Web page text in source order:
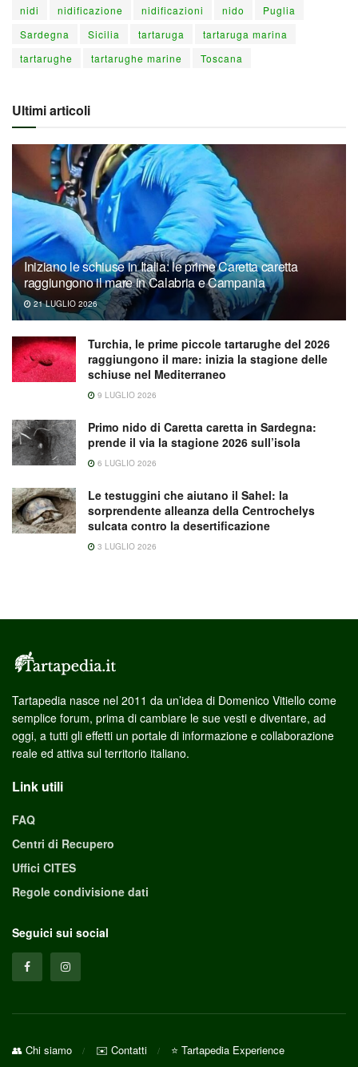
nidi
nidificazione nidificazioni nido
Puglia
Sardegna
Sicilia tartaruga
tartaruga marina
tartarughe
tartarughe marine Toscana
Ultimi articoli
Iniziano le schiuse in Italia: le prime Caretta caretta
raggiungono il mare in Calabria e Campania
21 LUGLIO 2026
Turchia, le prime piccole tartarughe del 2026
raggiungono il mare: inizia la stagione delle
schiuse nel Mediterraneo
9 LUGLIO 2026
Primo nido di Caretta caretta in Sardegna:
prende il via la stagione 2026 sull’isola
6 LUGLIO 2026
Le testuggini che aiutano il Sahel: la
sorprendente alleanza della Centrochelys
sulcata contro la desertificazione
3 LUGLIO 2026
Tartapedia nasce nel 2011 da un’idea di Domenico Vitiello come
semplice forum, prima di cambiare le sue vesti e diventare, ad
oggi, a tutti gli effetti un portale di informazione e collaborazione
reale ed attiva sul territorio italiano.
Link utili
FAQ
Centri di Recupero
Uffici CITES
Regole condivisione dati
Seguici sui social
👥 Chi siamo ✉️ Contatti ⭐ Tartapedia Experience